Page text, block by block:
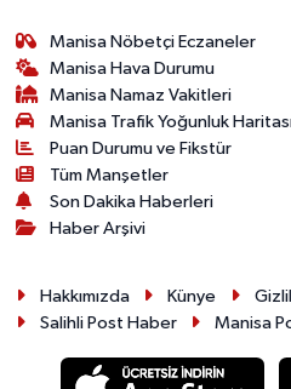
Manisa Nöbetçi Eczaneler
Manisa Hava Durumu
Manisa Namaz Vakitleri
Manisa Trafik Yoğunluk
Puan Durumu ve Fikstür
Tüm Manşetler
Son Dakika Haberleri
Haber Arşivi
Hakkımızda Künye
Salihli Post Haber
Manisa